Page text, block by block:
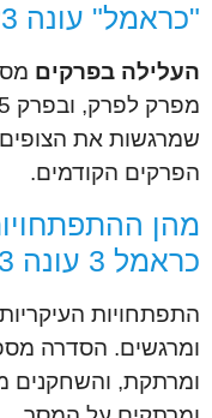
"כראמל" עונה 3?
העלילה בפרקים
שמרגשות את
הפרקים הקודמים.
כראמל 3 עונה 3?
ומרגשים. הסדרה
ומרתקת, והשחקנים